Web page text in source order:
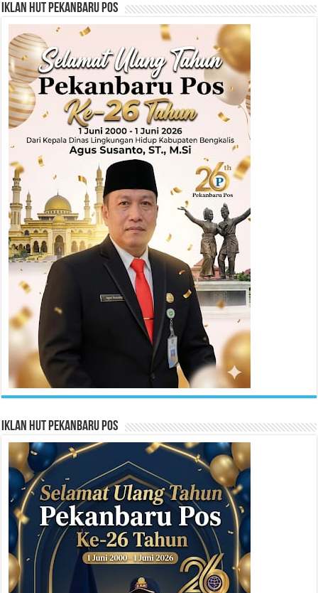
Iklan HUT Pekanbaru Pos
Iklan HUT Pekanbaru Pos